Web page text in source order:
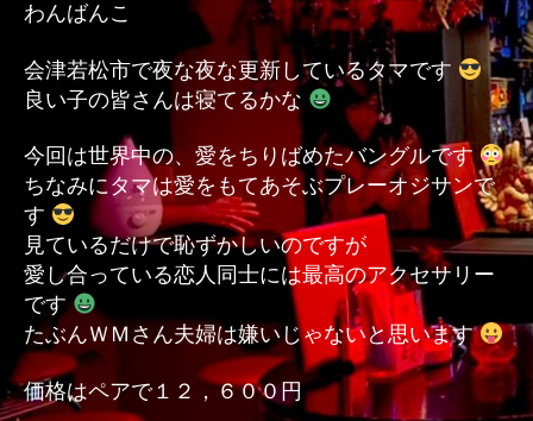
ル
へ
の
わんばんこ
会津若松市で夜な夜な更新しているタマです
良い子の皆さんは寝てるかな
今回は世界中の、愛をちりばめたバングルです
ちなみにタマは愛をもてあそぶプレーオジサンで
す
見ているだけで恥ずかしいのですが
愛し合っている恋人同士には最高のアクセサリー
です
たぶんＷＭさん夫婦は嫌いじゃないと思います
価格はペアで１２，６００円